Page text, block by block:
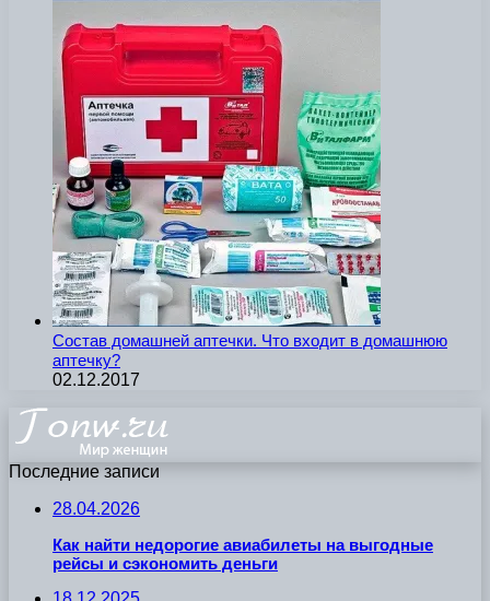
Состав домашней аптечки. Что входит в домашнюю
аптечку?
02.12.2017
Последние записи
28.04.2026
Как найти недорогие авиабилеты на выгодные
рейсы и сэкономить деньги